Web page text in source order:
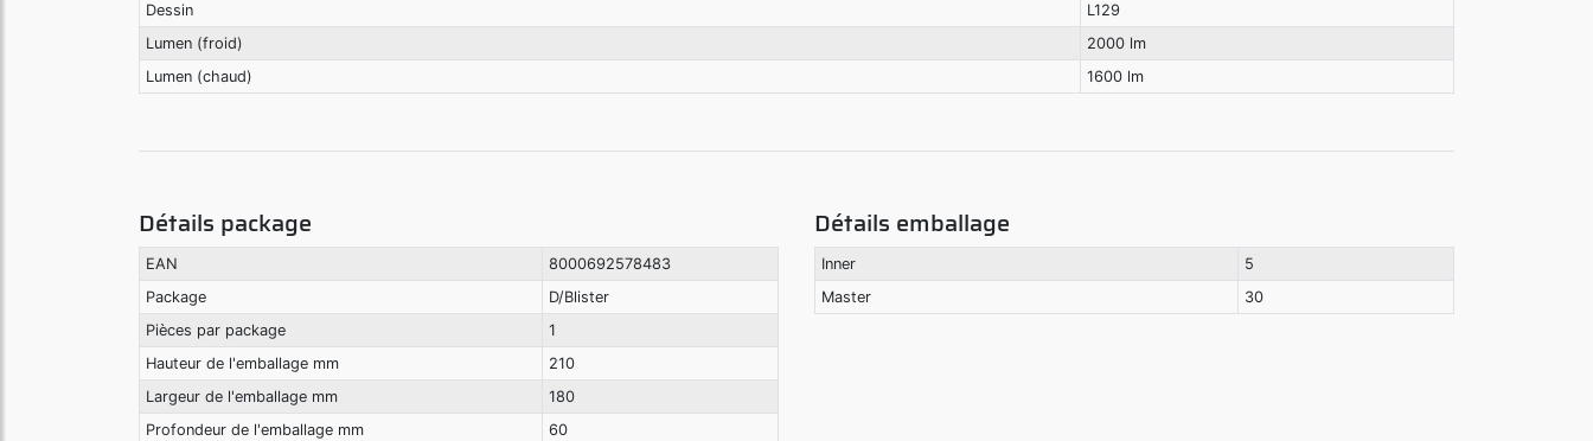
Dessin
L129
Lumen (froid)
2000 lm
Lumen (chaud)
1600 lm
Détails package
EAN
8000692578483
Package
D/Blister
Pièces par package
1
Hauteur de l'emballage mm
210
Largeur de l'emballage mm
180
Profondeur de l'emballage mm
60
Détails emballage
Inner
5
Master
30